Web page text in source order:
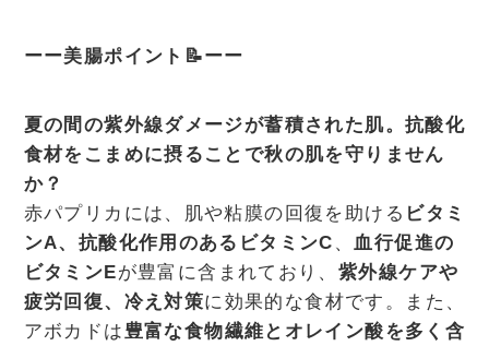
ーー美腸ポイント📝ーー
夏の間の紫外線ダメージが蓄積された肌。抗酸化
食材をこまめに摂ることで秋の肌を守りません
か？
赤パプリカには、肌や粘膜の回復を助ける ビタミ
ンA、抗酸化作用のあるビタミンC 、血行促進の
ビタミンEが豊富に含まれており、 紫外線ケアや
疲労回復、冷え対策に効果的な食材です。また、
アボカドは豊富な食物繊維とオレイン酸を多く含